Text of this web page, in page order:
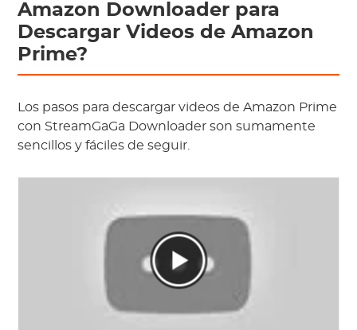
Amazon Downloader para
Descargar Videos de Amazon
Prime?
Los pasos para descargar videos de Amazon Prime
con StreamGaGa Downloader son sumamente
sencillos y fáciles de seguir.